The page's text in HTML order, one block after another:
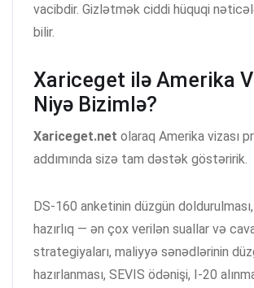
vacibdir. Gizlətmək ciddi hüquqi
bilir.
Xariceget ilə Amerika
Niyə Bizimlə?
Xariceget.net olaraq Amerika vizası
addımında sizə tam dəstək göstəririk.
DS-160 anketinin düzgün
hazırlıq — ən çox verilən suallar və
strategiyaları, maliyyə sənədlərinin
hazırlanması, SEVIS ödənişi, I-20